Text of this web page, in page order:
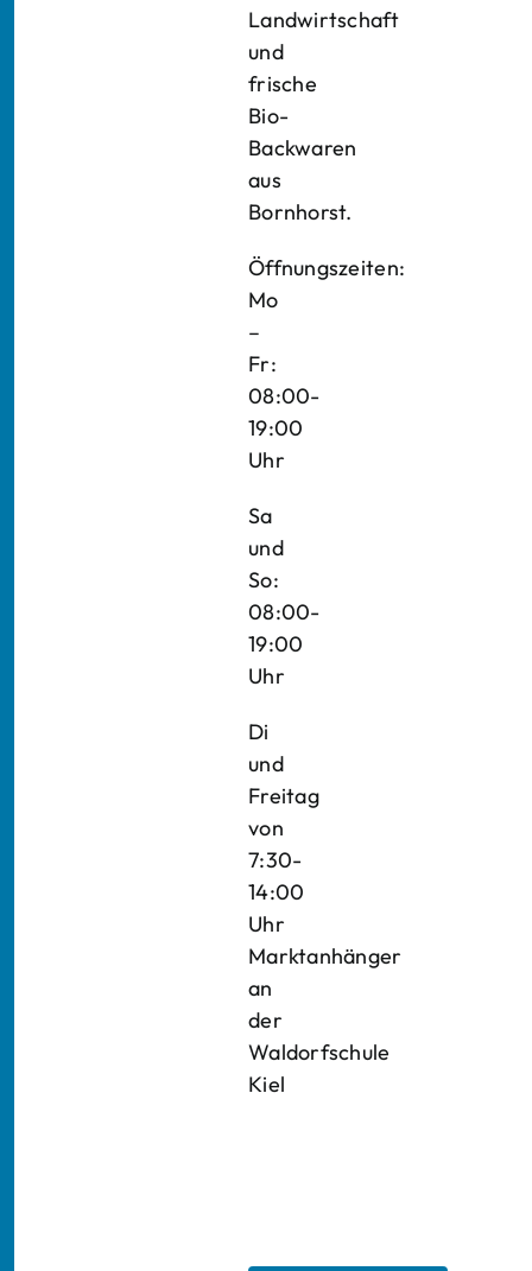
Landwirtschaft
und
frische
Bio-
Backwaren
aus
Bornhorst.
Öffnungszeiten:
Mo
–
Fr:
08:00-
19:00
Uhr
Sa
und
So:
08:00-
19:00
Uhr
Di
und
Freitag
von
7:30-
14:00
Uhr
Marktanhänger
an
der
Waldorfschule
Kiel